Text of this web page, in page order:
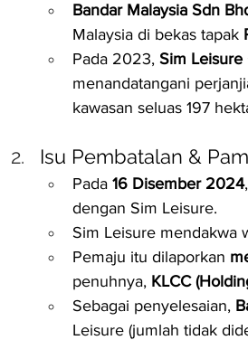
Bandar Malaysia Sdn
Malaysia di bekas tapak
Pada 2023, Sim Leisure
menandatangani
kawasan seluas 197
Isu Pembatalan &
Pada 16 Disember 2024
dengan Sim Leisure.
Sim Leisure mendakwa
Pemaju itu dilaporkan
penuhnya, KLCC
Sebagai penyelesaian,
Leisure (jumlah tidak